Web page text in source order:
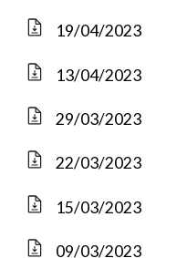
19/04/2023
13/04/2023
29/03/2023
22/03/2023
15/03/2023
09/03/2023